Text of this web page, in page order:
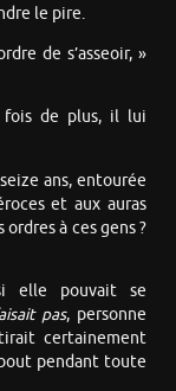
le pire.
de s’asseoir, »
fois de plus, il lui
ans, entourée
et aux auras
à ces gens ?
elle pouvait se
pas, personne
certainement
pendant toute